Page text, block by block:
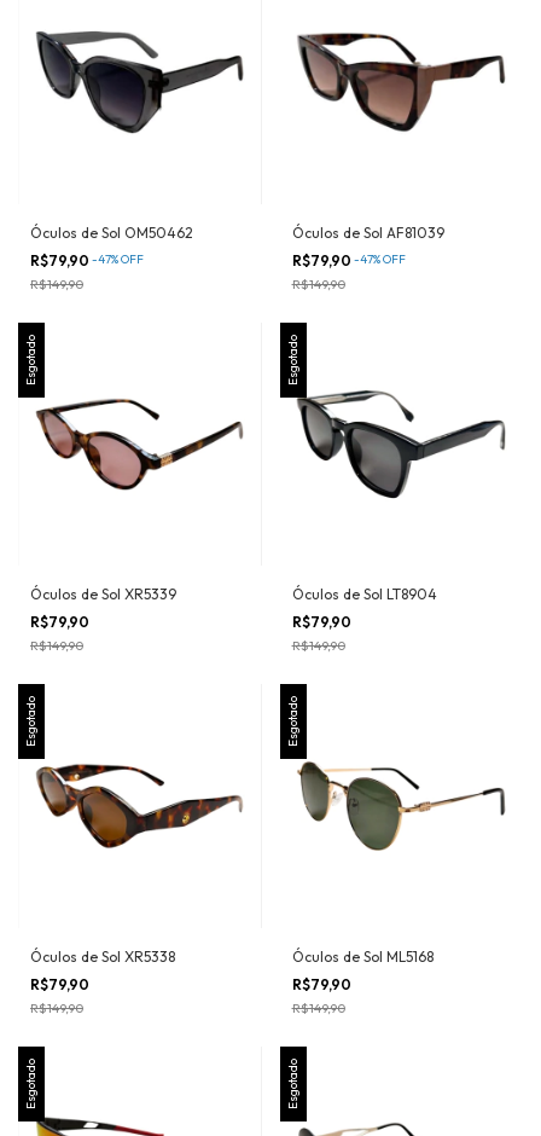
Óculos de Sol OM50462
R$79,90 -47%OFF
R$149,90
Óculos de Sol AF81039
R$79,90 -47%OFF
R$149,90
Esgotado
Óculos de Sol XR5339
R$79,90
R$149,90
Esgotado
Óculos de Sol LT8904
R$79,90
R$149,90
Esgotado
Óculos de Sol XR5338
R$79,90
R$149,90
Esgotado
Óculos de Sol ML5168
R$79,90
R$149,90
Esgotado Esgotado